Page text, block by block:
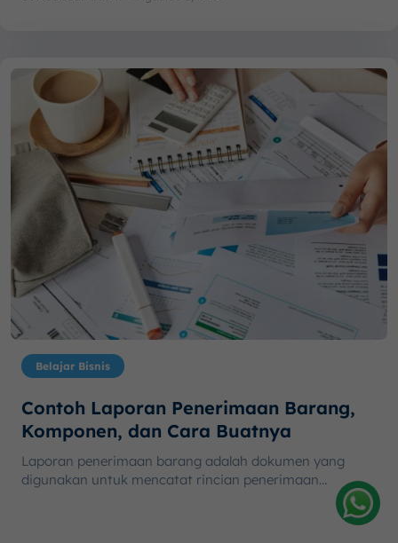
Belajar Bisnis
Contoh Laporan Penerimaan Barang,
Komponen, dan Cara Buatnya
Laporan penerimaan barang adalah dokumen yang
digunakan untuk mencatat rincian penerimaan...